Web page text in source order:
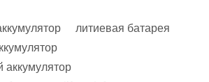
литиевая батарея